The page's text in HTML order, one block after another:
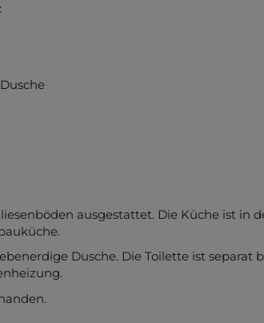
ausgestattet. Die Küche ist in
Dusche. Die Toilette ist separat